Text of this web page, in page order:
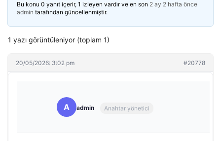
Bu konu 0 yanıt içerir, 1 izleyen vardır ve en son 2 ay 2 hafta önce
admin tarafından güncellenmiştir.
1 yazı görüntüleniyor (toplam 1)
20/05/2026: 3:02 pm #20778
A admin Anahtar yönetici